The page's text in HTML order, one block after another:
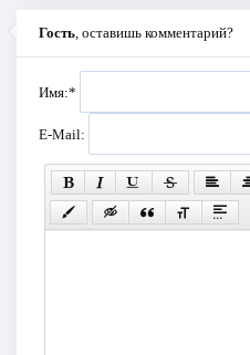
Гость , оставишь комментарий?
Имя:*
E-Mail: